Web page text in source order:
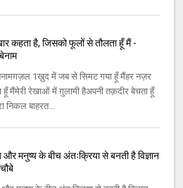
कहता है, जिसको फूलों से तौलता हूँ मैं -
1ख़ुद में जब से सिमट गया हूँ मैंहर नज़र
मैंमेरी रेखाओं में ग़ुलामी हैअपनी तक़दीर बेचता हूँ
निकल बाहरत...
और मनुष्य के बीच अंतःक्रिया से बनती है विज्ञान